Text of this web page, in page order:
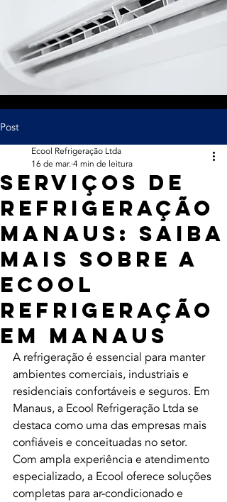
Post
Serviços de
Refrigeração
Manaus: Saiba
Mais sobre a
Ecool
Refrigeração
em Manaus
Ecool Refrigeração Ltda
16 de mar.4 min de leitura
A refrigeração é essencial para manter
ambientes comerciais, industriais e
residenciais confortáveis e seguros. Em
Manaus, a Ecool Refrigeração Ltda se
destaca como uma das empresas mais
confiáveis e conceituadas no setor.
Com ampla experiência e atendimento
especializado, a Ecool oferece soluções
completas para ar-condicionado e